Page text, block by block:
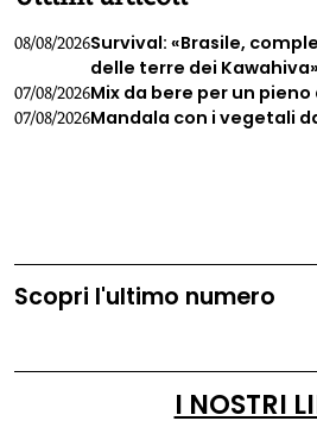
08/08/2026Survival: «Brasile,
delle terre dei Kawahiva»
07/08/2026Mix da bere per un
07/08/2026Mandala con i vegetali
Scopri l'ultimo numero
I NOSTRI